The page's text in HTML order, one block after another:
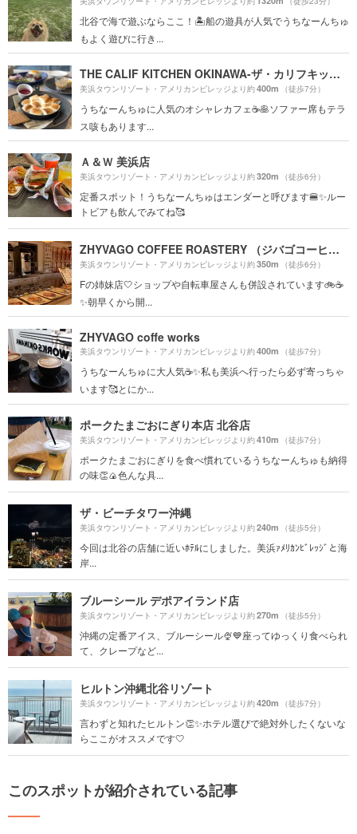
北谷で海で遊ぶならここ！🏝船の遊具が人気でうちなーんちゅ
もよく遊びに行き...
THE CALIF KITCHEN OKINAWA-ザ・カリフキッチン沖縄-
美浜タウンリゾート・アメリカンビレッジより約400m （徒歩7分）
うちなーんちゅに人気のオシャレカフェ☕️🥞ソファー席もテラ
ス咳もあります...
Ａ＆Ｗ 美浜店
美浜タウンリゾート・アメリカンビレッジより約320m （徒歩6分）
定番スポット！うちなーんちゅはエンダーと呼びます🍔✨ルー
トビアも飲んでみてね🥰
ZHYVAGO COFFEE ROASTERY （ジバゴコーヒーローステリー）北谷町美浜
美浜タウンリゾート・アメリカンビレッジより約350m （徒歩6分）
Fの姉妹店🤍ショップや自転車屋さんも併設されています🚲☕️
✨朝早くから開...
ZHYVAGO coffe works
美浜タウンリゾート・アメリカンビレッジより約400m （徒歩7分）
うちなーんちゅに大人気☕️✨私も美浜へ行ったら必ず寄っちゃ
います🥰とにか...
ポークたまごおにぎり本店 北谷店
美浜タウンリゾート・アメリカンビレッジより約410m （徒歩7分）
ポークたまごおにぎりを食べ慣れているうちなーんちゅも納得
の味👏🍙色んな具...
ザ・ビーチタワー沖縄
美浜タウンリゾート・アメリカンビレッジより約240m （徒歩5分）
今回は北谷の店舗に近いﾎﾃﾙにしました。美浜ｧﾒﾘｶﾝﾋﾞﾚｯｼﾞと海
岸...
ブルーシール デポアイランド店
美浜タウンリゾート・アメリカンビレッジより約270m （徒歩5分）
沖縄の定番アイス、ブルーシール🍨💙座ってゆっくり食べられ
て、クレープなど...
ヒルトン沖縄北谷リゾート
美浜タウンリゾート・アメリカンビレッジより約420m （徒歩7分）
言わずと知れたヒルトン👏✨ホテル選びで絶対外したくないな
らここがオススメです🤍
このスポットが紹介されている記事